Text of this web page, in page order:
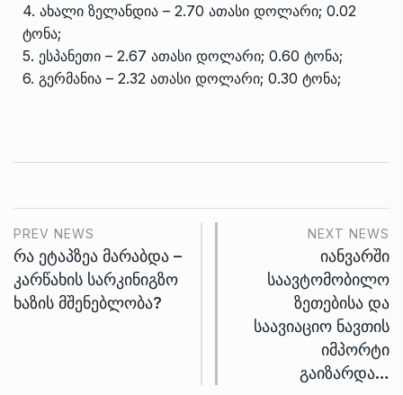
4. ახალი ზელანდია – 2.70 ათასი დოლარი; 0.02
ტონა;
5. ესპანეთი – 2.67 ათასი დოლარი; 0.60 ტონა;
6. გერმანია – 2.32 ათასი დოლარი; 0.30 ტონა;
PREV NEWS
რა ეტაპზეა მარაბდა –
კარწახის სარკინიგზო
ხაზის მშენებლობა?
NEXT NEWS
იანვარში
საავტომობილო
ზეთებისა და
საავიაციო ნავთის
იმპორტი
გაიზარდა…